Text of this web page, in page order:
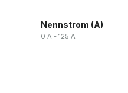
4P ( 32)
Nennstrom (A)
0 A - 125 A